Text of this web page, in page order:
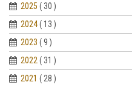
2025 ( 30 )
2024( 13 )
2023 ( 9 )
2022 ( 31 )
2021 ( 28 )